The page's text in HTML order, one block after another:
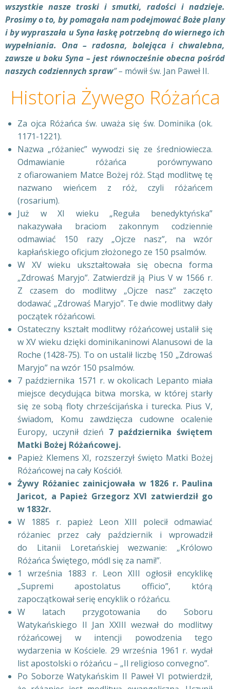
wszystkie nasze troski i smutki, radości i nadzieje.
Prosimy o to, by pomagała nam podejmować Boże plany
i by wypraszała u Syna łaskę potrzebną do wiernego ich
wypełniania. Ona – radosna, bolejąca i chwalebna,
zawsze u boku Syna – jest równocześnie obecna pośród
naszych codziennych spraw” – mówił św. Jan Paweł II.
Historia Żywego Różańca
Za ojca Różańca św. uważa się św. Dominika (ok.
1171-1221).
Nazwa „różaniec” wywodzi się ze średniowiecza.
Odmawianie różańca porównywano
z ofiarowaniem Matce Bożej róż. Stąd modlitwę tę
nazwano wieńcem z róż, czyli różańcem
(rosarium).
Już w XI wieku „Reguła benedyktyńska”
nakazywała braciom zakonnym codziennie
odmawiać 150 razy „Ojcze nasz”, na wzór
kapłańskiego oficjum złożonego ze 150 psalmów.
W XV wieku ukształtowała się obecna forma
„Zdrowaś Maryjo”. Zatwierdził ją Pius V w 1566 r.
Z czasem do modlitwy „Ojcze nasz” zaczęto
dodawać „Zdrowaś Maryjo”. Te dwie modlitwy dały
początek różańcowi.
Ostateczny kształt modlitwy różańcowej ustalił się
w XV wieku dzięki dominikaninowi Alanusowi de la
Roche (1428-75). To on ustalił liczbę 150 „Zdrowaś
Maryjo” na wzór 150 psalmów.
7 października 1571 r. w okolicach Lepanto miała
miejsce decydująca bitwa morska, w której starły
się ze sobą floty chrześcijańska i turecka. Pius V,
świadom, Komu zawdzięcza cudowne ocalenie
Europy, uczynił dzień 7 października świętem
Matki Bożej Różańcowej.
Papież Klemens XI, rozszerzył święto Matki Bożej
Różańcowej na cały Kościół.
Żywy Różaniec zainicjowała w 1826 r. Paulina
Jaricot, a Papież Grzegorz XVI zatwierdził go
w 1832r.
W 1885 r. papież Leon XIII polecił odmawiać
różaniec przez cały październik i wprowadził
do Litanii Loretańskiej wezwanie: „Królowo
Różańca Świętego, módl się za nami!”.
1 września 1883 r. Leon XIII ogłosił encyklikę
„Supremi apostolatus officio”, którą
zapoczątkował serię encyklik o różańcu.
W latach przygotowania do Soboru
Watykańskiego II Jan XXIII wezwał do modlitwy
różańcowej w intencji powodzenia tego
wydarzenia w Kościele. 29 września 1961 r. wydał
list apostolski o różańcu – „Il religioso convegno”.
Po Soborze Watykańskim II Paweł VI potwierdził,